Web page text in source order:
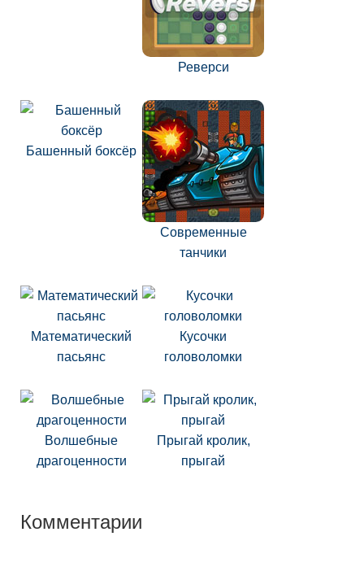
Реверси
Башенный боксёр
Современные
танчики
Математический
пасьянс
Кусочки
головоломки
Волшебные
драгоценности
Прыгай кролик,
прыгай
Комментарии